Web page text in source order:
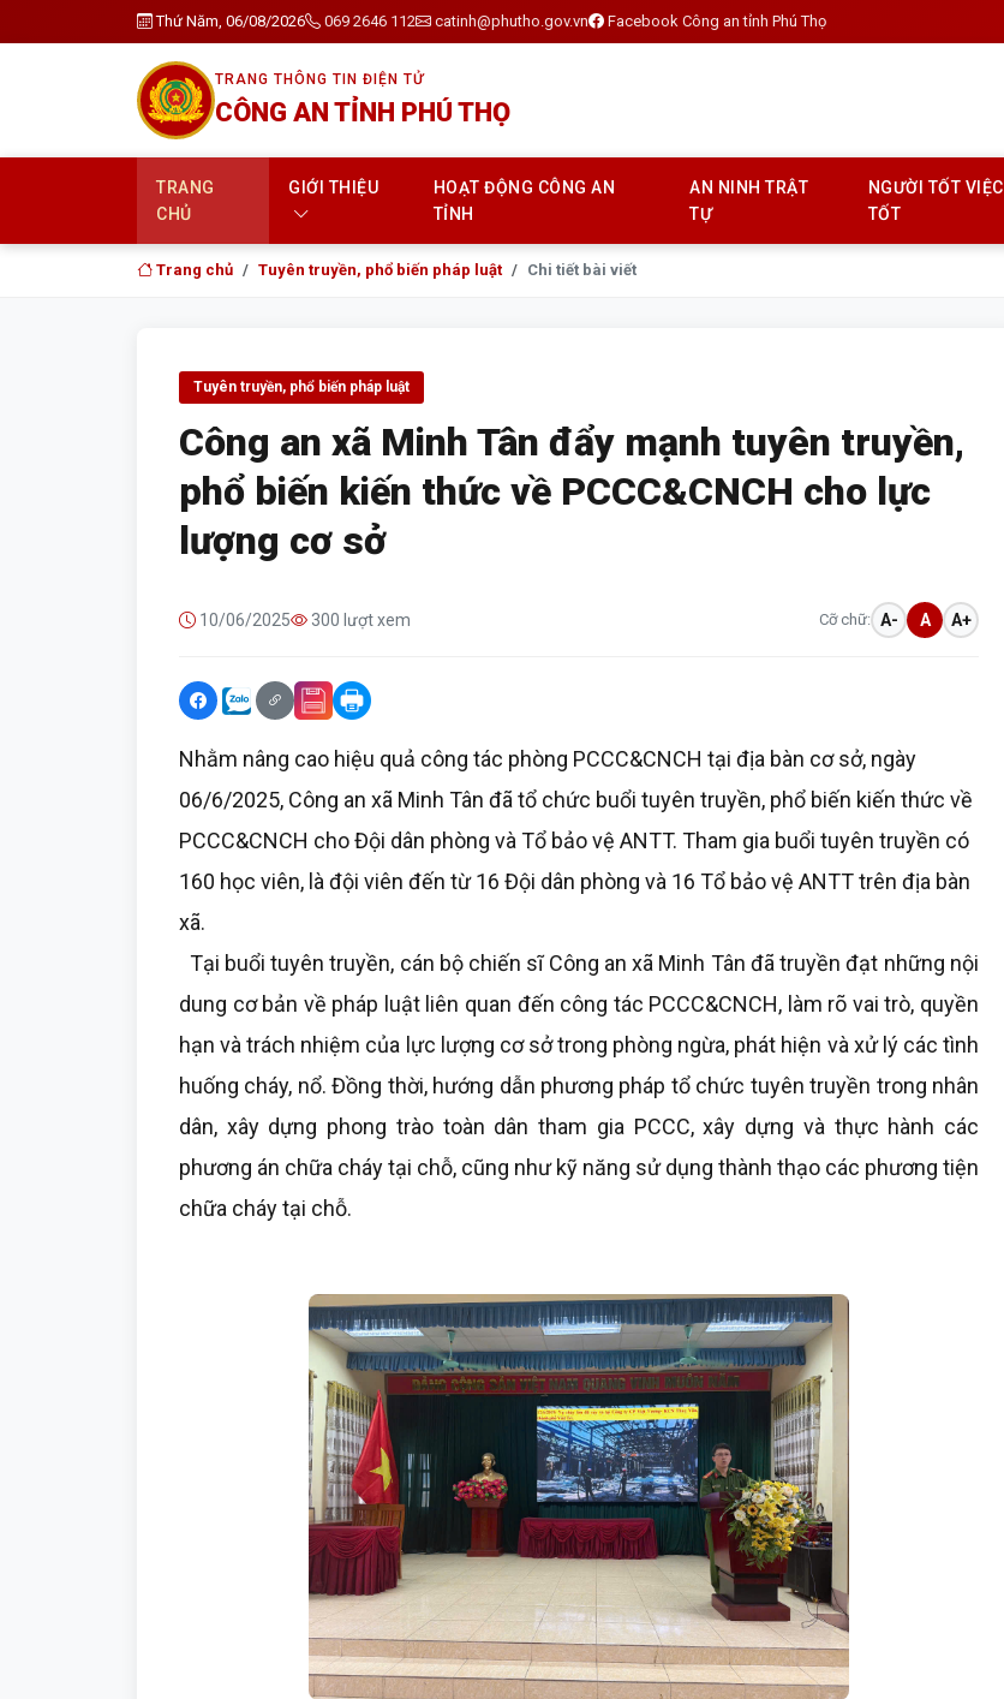
Thứ Năm, 06/08/2026 069 2646 112 catinh@phutho.gov.vn Facebook Công an tỉnh Phú Thọ
TRANG THÔNG TIN ĐIỆN TỬ
CÔNG AN TỈNH PHÚ THỌ
TRANG
CHỦ
GIỚI THIỆU
HOẠT ĐỘNG CÔNG AN
TỈNH
AN NINH TRẬT
TỰ
NGƯỜI TỐT VIỆC
TỐT
Trang chủ Tuyên truyền, phổ biến pháp luật Chi tiết bài viết
Tuyên truyền, phổ biến pháp luật
Công an xã Minh Tân đẩy mạnh tuyên truyền,
phổ biến kiến thức về PCCC&CNCH cho lực
lượng cơ sở
10/06/2025 300 lượt xem Cỡ chữ: A- A A+
Nhằm nâng cao hiệu quả công tác phòng PCCC&CNCH tại địa bàn cơ sở, ngày
06/6/2025, Công an xã Minh Tân đã tổ chức buổi tuyên truyền, phổ biến kiến thức về
PCCC&CNCH cho Đội dân phòng và Tổ bảo vệ ANTT. Tham gia buổi tuyên truyền có
160 học viên, là đội viên đến từ 16 Đội dân phòng và 16 Tổ bảo vệ ANTT trên địa bàn
xã.
Tại buổi tuyên truyền, cán bộ chiến sĩ Công an xã Minh Tân đã truyền đạt những nội
dung cơ bản về pháp luật liên quan đến công tác PCCC&CNCH, làm rõ vai trò, quyền
hạn và trách nhiệm của lực lượng cơ sở trong phòng ngừa, phát hiện và xử lý các tình
huống cháy, nổ. Đồng thời, hướng dẫn phương pháp tổ chức tuyên truyền trong nhân
dân, xây dựng phong trào toàn dân tham gia PCCC, xây dựng và thực hành các
phương án chữa cháy tại chỗ, cũng như kỹ năng sử dụng thành thạo các phương tiện
chữa cháy tại chỗ.